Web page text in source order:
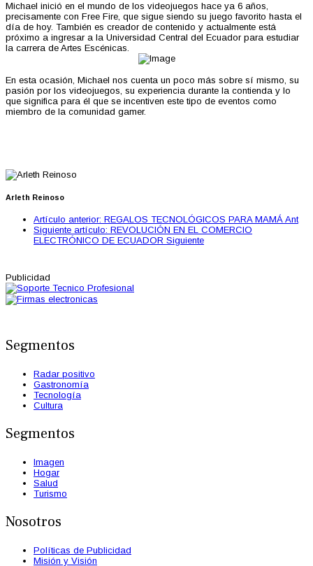
Michael inició en el mundo de los videojuegos hace ya 6 años,
precisamente con Free Fire, que sigue siendo su juego favorito hasta el
día de hoy. También es creador de contenido y actualmente está
próximo a ingresar a la Universidad Central del Ecuador para estudiar
la carrera de Artes Escénicas.
En esta ocasión, Michael nos cuenta un poco más sobre sí mismo, su
pasión por los videojuegos, su experiencia durante la contienda y lo
que significa para él que se incentiven este tipo de eventos como
miembro de la comunidad gamer.
Arleth Reinoso
Artículo anterior: REGALOS TECNOLÓGICOS PARA MAMÁ Ant
Siguiente artículo: REVOLUCIÓN EN EL COMERCIO
ELECTRÓNICO DE ECUADOR Siguiente
Publicidad
Segmentos
Radar positivo
Gastronomía
Tecnología
Cultura
Segmentos
Imagen
Hogar
Salud
Turismo
Nosotros
Políticas de Publicidad
Misión y Visión